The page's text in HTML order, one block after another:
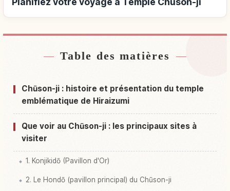
Hébergements près de Temple Chuson-ji
Activités à Temple Chuson-ji↗
Table des matières
Chūson-ji : histoire et présentation du temple
emblématique de Hiraizumi
Que voir au Chūson-ji : les principaux sites à
visiter
1. Konjikidō (Pavillon d'Or)
2. Le Hondō (pavillon principal) du Chūson-ji